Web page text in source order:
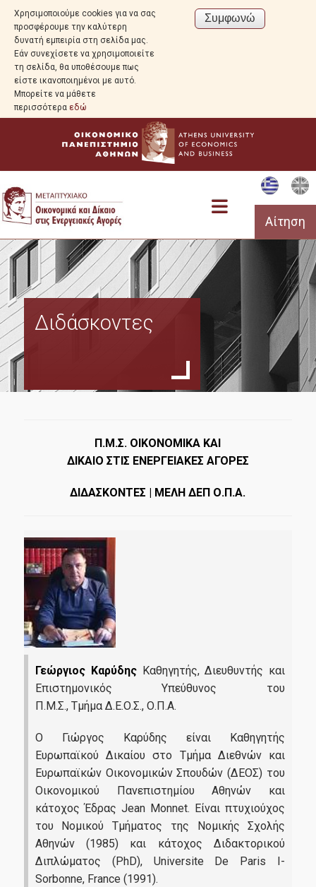
Χρησιμοποιούμε cookies για να σας
προσφέρουμε την καλύτερη
δυνατή εμπειρία στη σελίδα μας.
Εάν συνεχίσετε να χρησιμοποιείτε
τη σελίδα, θα υποθέσουμε πως
είστε ικανοποιημένοι με αυτό.
Μπορείτε να μάθετε
περισσότερα εδώ
Αίτηση
Πρόγραμμα Σπουδών
Σκοπός
Συντονιστική Επιτροπή
Διδάσκοντες
Σύμβουλος Σπουδών
Μαθήματα
Οδηγός Σπουδών
Κανονισμός Σπουδών
Σε Ποιούς Απευθύνεται
Αιτήσεις
Δίδακτρα
Υποτροφίες
Καριέρα
Επαγγελματική Αποκατάσταση
Διδάσκοντες
Π.Μ.Σ. ΟΙΚΟΝΟΜΙΚΑ ΚΑΙ
ΔΙΚΑΙΟ ΣΤΙΣ ΕΝΕΡΓΕΙΑΚΕΣ ΑΓΟΡΕΣ
ΔΙΔΑΣΚΟΝΤΕΣ | ΜΕΛΗ ΔΕΠ Ο.Π.Α.
Γεώργιος Καρύδης Καθηγητής, Διευθυντής και
Επιστημονικός Υπεύθυνος του
Π.Μ.Σ., Τμήμα Δ.Ε.Ο.Σ., Ο.Π.Α.
Ο Γιώργος Καρύδης είναι Καθηγητής
Ευρωπαϊκού Δικαίου στο Τμήμα Διεθνών και
Ευρωπαϊκών Οικονομικών Σπουδών (ΔΕΟΣ) του
Οικονομικού Πανεπιστημίου Αθηνών και
κάτοχος Έδρας Jean Monnet. Είναι πτυχιούχος
του Νομικού Τμήματος της Νομικής Σχολής
Αθηνών (1985) και κάτοχος Διδακτορικού
Διπλώματος (PhD), Universite De Paris I-
Sorbonne, France (1991).